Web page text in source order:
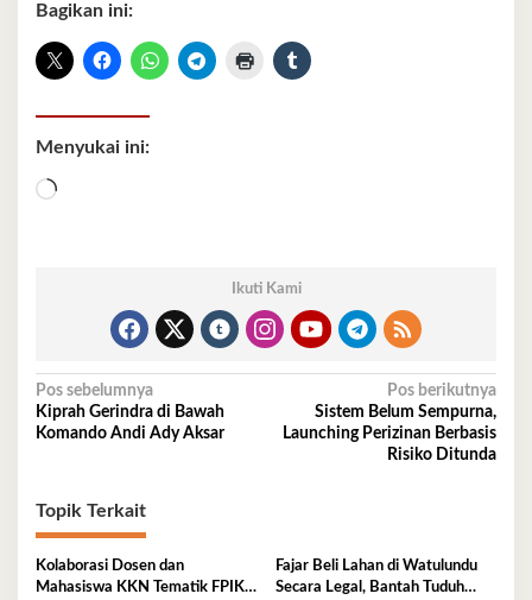
Bagikan ini:
Menyukai ini:
Memuat...
Ikuti Kami
Navigasi
pos
Pos sebelumnya
Kiprah Gerindra di Bawah
Komando Andi Ady Aksar
Pos berikutnya
Sistem Belum Sempurna,
Launching Perizinan Berbasis
Risiko Ditunda
Topik Terkait
Kolaborasi Dosen dan
Mahasiswa KKN Tematik FPIK
Fajar Beli Lahan di Watulundu
Secara Legal, Bantah Tuduh